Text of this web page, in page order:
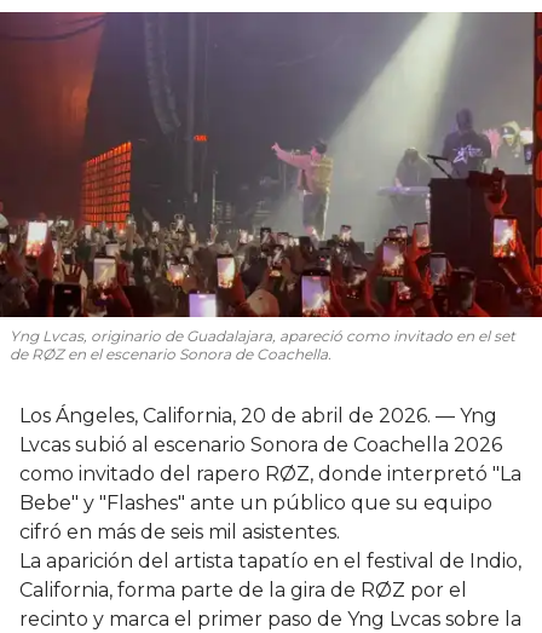
Yng Lvcas, originario de Guadalajara, apareció como invitado en el set
de RØZ en el escenario Sonora de Coachella.
Los Ángeles, California, 20 de abril de 2026. — Yng
Lvcas subió al escenario Sonora de Coachella 2026
como invitado del rapero RØZ, donde interpretó "La
Bebe" y "Flashes" ante un público que su equipo
cifró en más de seis mil asistentes.
La aparición del artista tapatío en el festival de Indio,
California, forma parte de la gira de RØZ por el
recinto y marca el primer paso de Yng Lvcas sobre la